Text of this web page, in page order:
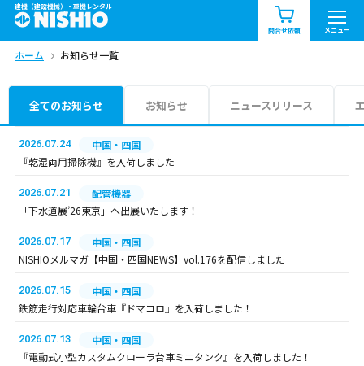
建機（建設機械）・重機レンタル
問合せ依頼 メニュー
商品一覧 お知らせ一覧
問合せ依頼リスト
エリア情報を見る
ホーム お知らせ一覧
全てのお知らせ お知らせ ニュースリリース
2026.07.24
中国・四国
『乾湿両用掃除機』を入荷しました
2026.07.21
配管機器
「下水道展’26東京」へ出展いたします！
2026.07.17
中国・四国
NISHIOメルマガ【中国・四国NEWS】vol.176を配信しました
2026.07.15
中国・四国
鉄筋走行対応車輪台車『ドマコロ』を入荷しました！
2026.07.13
中国・四国
『電動式小型カスタムクローラ台車ミニタンク』を入荷しました！